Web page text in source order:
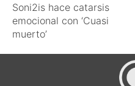
Soni2is hace catarsis
emocional con ‘Cuasi
muerto’